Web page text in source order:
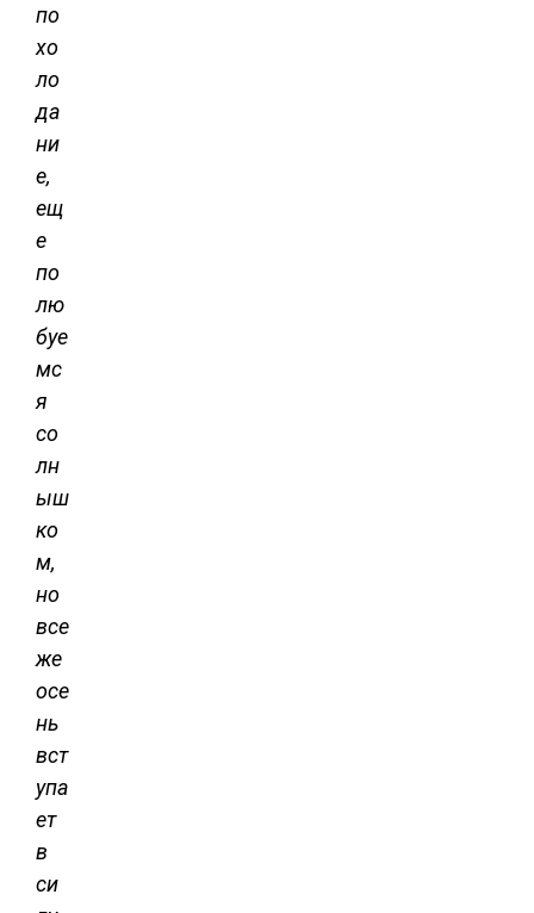
по
хо
ло
да
ни
е,
ещ
е
по
лю
буе
мс
я
со
лн
ыш
ко
м,
но
все
же
осе
нь
вст
упа
ет
в
си